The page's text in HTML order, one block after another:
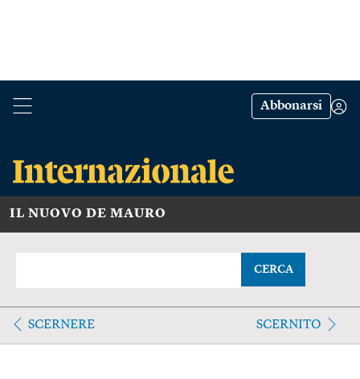
Abbonarsi
IL NUOVO DE MAURO
CERCA
SCERNERE SCERNITO